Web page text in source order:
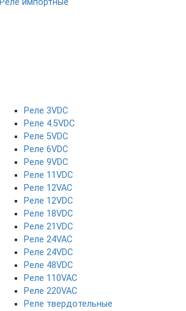
Реле импортные
Реле 3VDC
Реле 4.5VDC
Реле 5VDC
Реле 6VDC
Реле 9VDC
Реле 11VDC
Реле 12VAC
Реле 12VDC
Реле 18VDC
Реле 21VDC
Реле 24VAC
Реле 24VDC
Реле 48VDC
Реле 110VAC
Реле 220VAC
Реле твердотельные